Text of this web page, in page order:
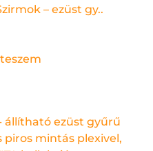
– ezüst gy..